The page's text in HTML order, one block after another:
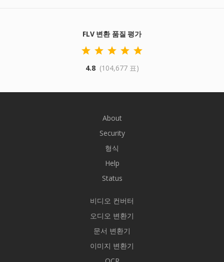
FLV 변환 품질 평가
4.8 (104,677 표)
About
Security
형식
Help
Status
비디오 컨버터
오디오 변환기
문서 변환기
이미지 변환기